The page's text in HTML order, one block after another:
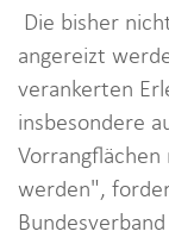
Die bisher
angereizt
verankerten
insbesondere
werden",